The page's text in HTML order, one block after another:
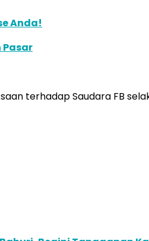
Anda!
Pasar
terhadap Saudara FB